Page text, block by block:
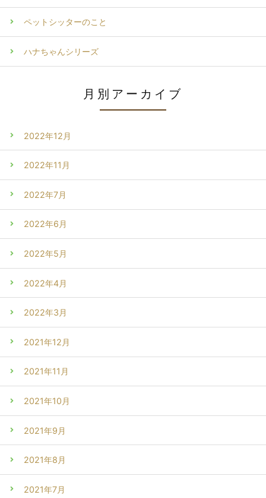
ペットシッターのこと
ハナちゃんシリーズ
月別アーカイブ
2022年12月
2022年11月
2022年7月
2022年6月
2022年5月
2022年4月
2022年3月
2021年12月
2021年11月
2021年10月
2021年9月
2021年8月
2021年7月